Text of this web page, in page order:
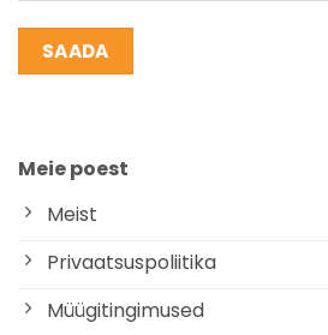
Meie poest
Meist
Privaatsuspoliitika
Müügitingimused